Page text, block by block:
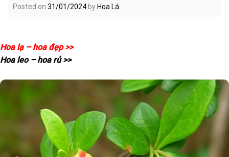
Posted on 31/01/2024 by Hoa Lá
Hoa lạ – hoa đẹp >>
Hoa leo – hoa rủ >>